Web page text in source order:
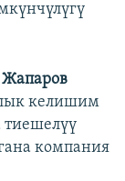
келишим
тиешелүү
компания